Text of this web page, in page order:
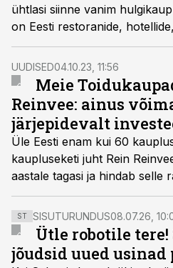
ühtlasi siinne vanim
on Eesti restoranide,
cateringi ettevõtete, aga ka
rõõmud ja mured. Grupi juht
Kaupmehe tervist heaks ja
keerulistest aegadest turul
UUDISED04.10.23, 11:56
Meie
Reinvee: ainus
järjepidevalt
Üle Eesti enam kui 60
kaupluseketi juht Rein
aastale tagasi ja hindab selle
tõttu on kõigil Eestis
eelmise aastaga võrreldes
langenud, sest käibetõusud
väiksemaks."
ST SISUTURUNDUS08.07.26,
Ütle robotile
jõudsid uued usinad